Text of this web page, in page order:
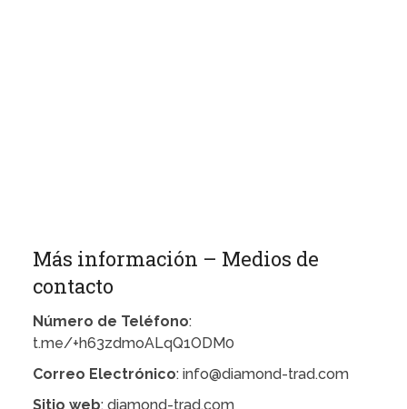
Más información – Medios de
contacto
Número de Teléfono:
t.me/+h63zdmoALqQ1ODM0
Correo Electrónico: info@diamond-trad.com
Sitio web: diamond-trad.com